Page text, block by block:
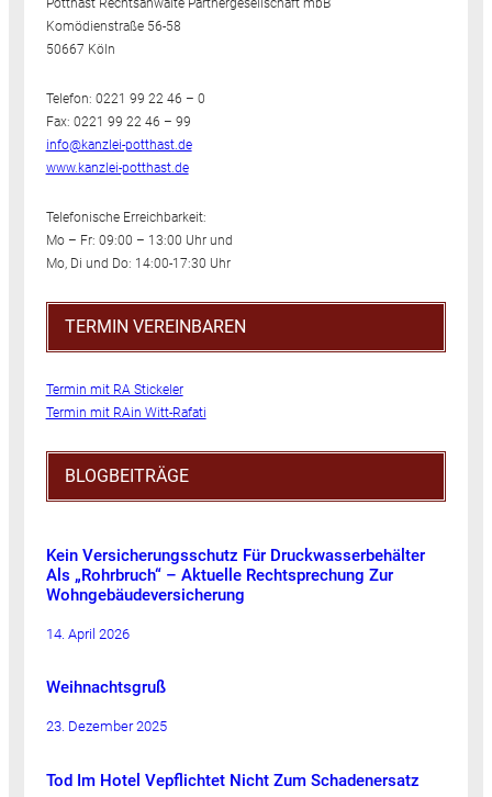
Komödienstraße 56-58
50667 Köln
Telefon: 0221 99 22 46 – 0
Fax: 0221 99 22 46 – 99
info@kanzlei-potthast.de
www.kanzlei-potthast.de
Telefonische Erreichbarkeit:
Mo – Fr: 09:00 – 13:00 Uhr und
Mo, Di und Do: 14:00-17:30 Uhr
TERMIN VEREINBAREN
Termin mit RA Stickeler
Termin mit RAin Witt-Rafati
BLOGBEITRÄGE
Kein Versicherungsschutz Für Druckwasserbehälter
Als „Rohrbruch“ – Aktuelle Rechtsprechung Zur
Wohngebäudeversicherung
14. April 2026
Weihnachtsgruß
23. Dezember 2025
Tod Im Hotel Vepflichtet Nicht Zum Schadenersatz